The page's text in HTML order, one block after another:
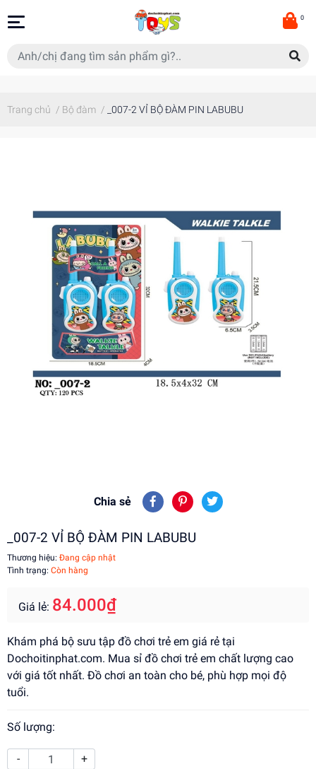
0
Trang chủ / Bộ đàm / _007-2 VỈ BỘ ĐÀM PIN LABUBU
Chia sẻ
_007-2 VỈ BỘ ĐÀM PIN LABUBU
Thương hiệu: Đang cập nhật
Tình trạng: Còn hàng
Giá lẻ: 84.000₫
Khám phá bộ sưu tập đồ chơi trẻ em giá rẻ tại
Dochoitinphat.com. Mua sỉ đồ chơi trẻ em chất lượng cao
với giá tốt nhất. Đồ chơi an toàn cho bé, phù hợp mọi độ
tuổi.
Số lượng:
- +